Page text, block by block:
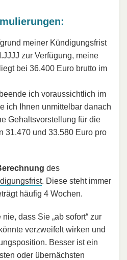
meiner Kündigungsfrist
zur Verfügung, meine
bei 36.400 Euro brutto im
ich voraussichtlich im
ich Ihnen unmittelbar danach
Gehaltsvorstellung für die
31.470 und 33.580 Euro pro
des
. Diese steht immer
häufig 4 Wochen.
dass Sie „ab sofort“ zur
verzweifelt wirken und
Besser ist ein
oder übernächsten